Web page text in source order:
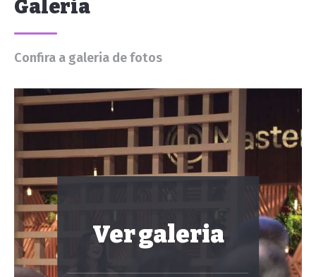
Galeria
Confira a galeria de fotos
Ver galeria